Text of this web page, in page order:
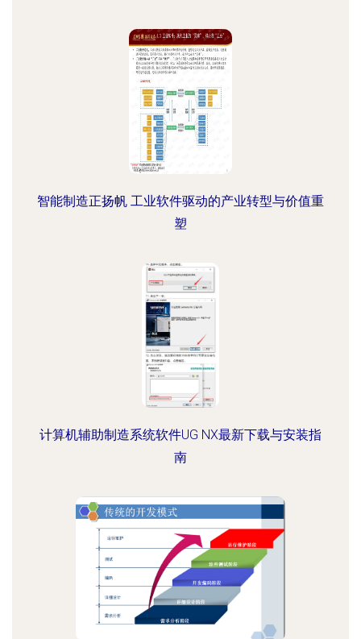
智能制造正扬帆 工业软件驱动的产业转型与价值重
塑
计算机辅助制造系统软件UG NX最新下载与安装指
南